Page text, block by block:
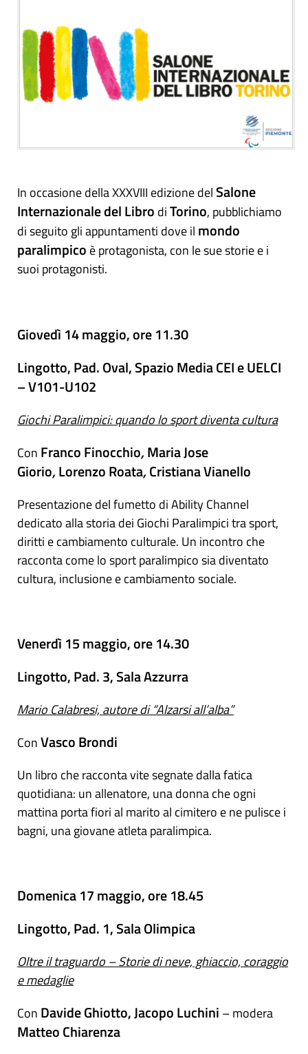
In occasione della XXXVIII edizione delSalone
Internazionale del Libro diTorino, pubblichiamo
di seguito gli appuntamenti dove il mondo
paralimpico è protagonista, con le sue storie e i
suoi protagonisti.
Giovedì 14 maggio, ore 11.30
Lingotto, Pad. Oval, Spazio Media CEI e UELCI
– V101-U102
Giochi Paralimpici: quando lo sport diventa cultura
Con Franco Finocchio,Maria Jose
Giorio,Lorenzo Roata,Cristiana Vianello
Presentazione del fumetto di Ability Channel
dedicato alla storia dei Giochi Paralimpici tra sport,
diritti e cambiamento culturale. Un incontro che
racconta come lo sport paralimpico sia diventato
cultura, inclusione e cambiamento sociale.
Venerdì 15 maggio, ore 14.30
Lingotto, Pad. 3, Sala Azzurra
Mario Calabresi, autore di “Alzarsi all’alba”
ConVasco Brondi
Un libro che racconta vite segnate dalla fatica
quotidiana: un allenatore, una donna che ogni
mattina porta fiori al marito al cimitero e ne pulisce i
bagni, una giovane atleta paralimpica.
Domenica 17 maggio, ore 18.45
Lingotto, Pad. 1, Sala Olimpica
Oltre il traguardo – Storie di neve, ghiaccio, coraggio
e medaglie
Con Davide Ghiotto, Jacopo Luchini – modera
Matteo Chiarenza